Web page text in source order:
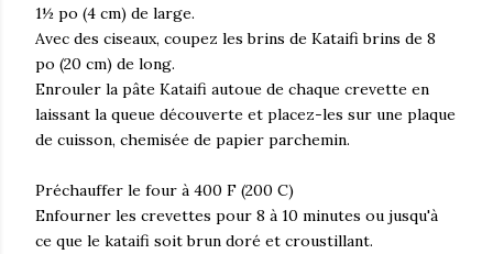
1½ po (4 cm) de large.
Avec des ciseaux, coupez les brins de Kataifi brins de 8
po (20 cm) de long.
Enrouler la pâte Kataifi autoue de chaque crevette en
laissant la queue découverte et placez-les sur une plaque
de cuisson, chemisée de papier parchemin.
Préchauffer le four à 400 F (200 C)
Enfourner les crevettes pour 8 à 10 minutes ou jusqu'à
ce que le kataifi soit brun doré et croustillant.